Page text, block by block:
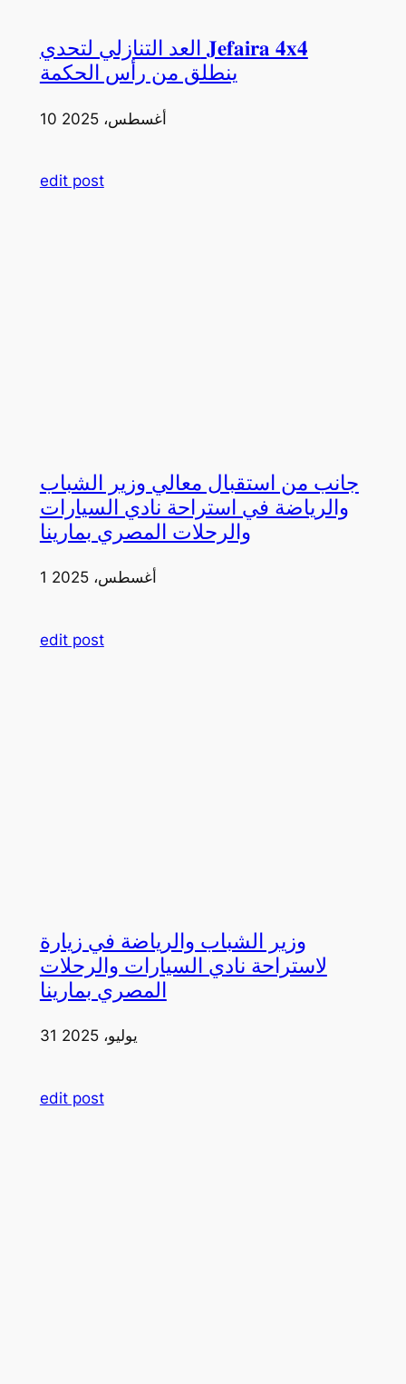
العد التنازلي لتحدي 𝐉𝐞𝐟𝐚𝐢𝐫𝐚 𝟒𝐱𝟒
ينطلق من رأس الحكمة
10 أغسطس، 2025
edit post
جانب من استقبال معالي وزير الشباب
والرياضة في استراحة نادي السيارات
والرحلات المصري بمارينا
1 أغسطس، 2025
edit post
وزير الشباب والرياضة في زيارة
لاستراحة نادي السيارات والرحلات
المصري بمارينا
31 يوليو، 2025
edit post